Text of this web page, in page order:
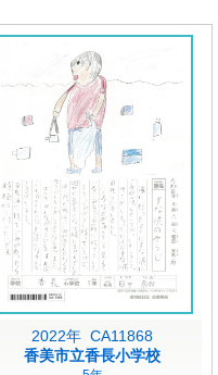
2022年 CA11868
香美市立香長小学校